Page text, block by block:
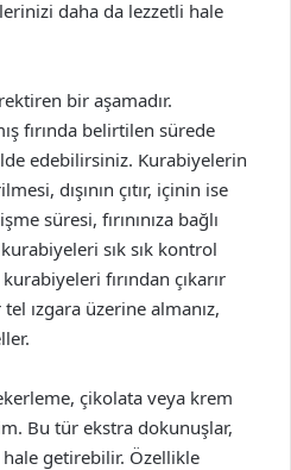
daha da lezzetli hale
bir aşamadır.
fırında belirtilen sürede
edebilirsiniz. Kurabiyelerin
dışının çıtır, içinin ise
süresi, fırınınıza bağlı
sık sık kontrol
fırından çıkarır
ızgara üzerine almanız,
çikolata veya krem
Bu tür ekstra dokunuşlar,
getirebilir. Özellikle